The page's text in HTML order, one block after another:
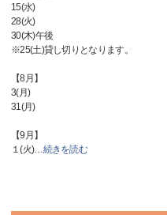
15(水)
28(火)
30(木)午後
※25(土)貸し切りとなります。
【8月】
3(月)
31(月)
【9月】
１(火)…続きを読む